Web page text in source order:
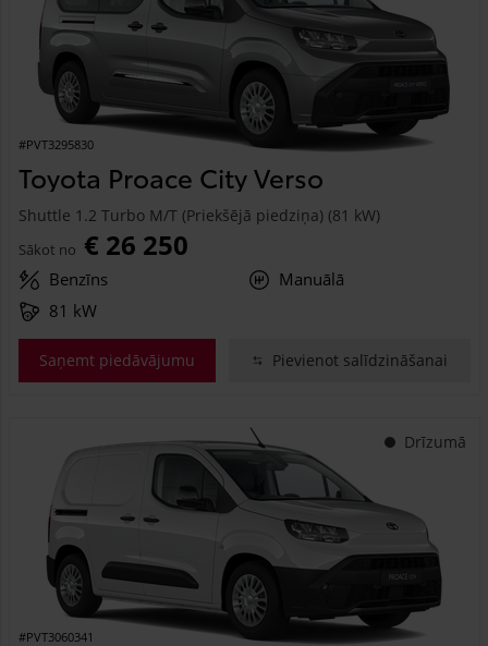
#PVT3295830
Toyota Proace City Verso
Shuttle 1.2 Turbo M/T (Priekšējā piedziņa) (81 kW)
Sākot no € 26 250
Benzīns
Manuālā
81 kW
Saņemt piedāvājumu Pievienot salīdzināšanai
Drīzumā
#PVT3060341